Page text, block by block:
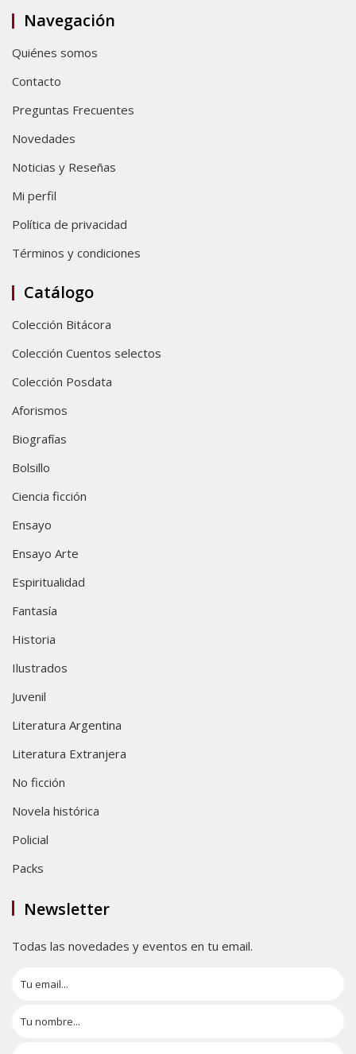
Navegación
Quiénes somos
Contacto
Preguntas Frecuentes
Novedades
Noticias y Reseñas
Mi perfil
Política de privacidad
Términos y condiciones
Catálogo
Colección Bitácora
Colección Cuentos selectos
Colección Posdata
Aforismos
Biografías
Bolsillo
Ciencia ficción
Ensayo
Ensayo Arte
Espiritualidad
Fantasía
Historia
Ilustrados
Juvenil
Literatura Argentina
Literatura Extranjera
No ficción
Novela histórica
Policial
Packs
Newsletter
Todas las novedades y eventos en tu email.